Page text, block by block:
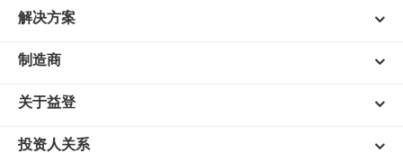
解决方案
制造商
关于益登
投资人关系